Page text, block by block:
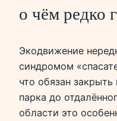
о чём редко
Экодвижение
синдромом
что обязан
парка до
области это